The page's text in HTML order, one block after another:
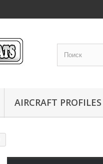
AIRCRAFT PROFILES